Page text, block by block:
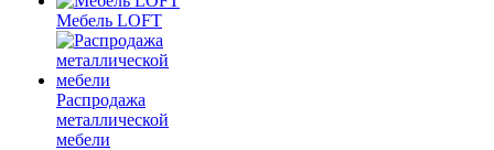
Мебель LOFT
Распродажа
металлической
мебели